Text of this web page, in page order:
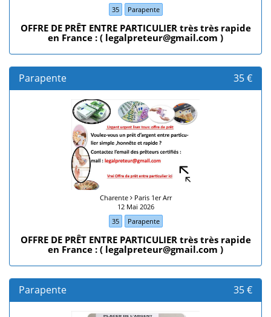
35
Parapente
OFFRE DE PRÊT ENTRE PARTICULIER très très rapide
en France : ( legalpreteur@gmail.com )
Parapente 35 €
Charente Paris 1er Arr
12 Mai 2026
35
Parapente
OFFRE DE PRÊT ENTRE PARTICULIER très très rapide
en France : ( legalpreteur@gmail.com )
Parapente 35 €